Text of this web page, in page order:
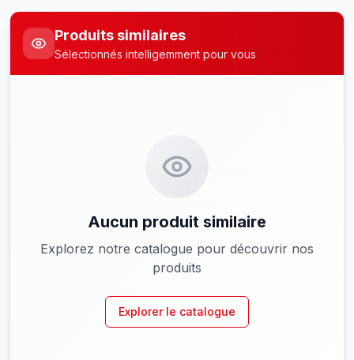
Produits similaires
Sélectionnés intelligemment pour vous
Aucun produit similaire
Explorez notre catalogue pour découvrir nos
produits
Explorer le catalogue